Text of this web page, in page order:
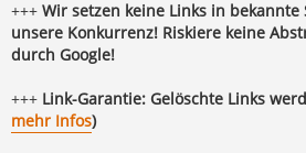
+++ Wir setzen keine Links in bekannte
unsere Konkurrenz! Riskiere keine
durch Google!
+++ Link-Garantie: Gelöschte Links
mehr Infos)